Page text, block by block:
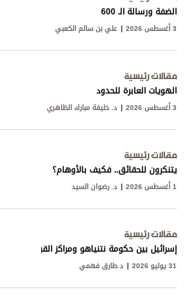
الضفة ورسالة الـ 600
3 أغسطس 2026 علي بن سالم الكعبي
مقالات رئيسية
الهويات العابرة للحدود
3 أغسطس 2026 د. خليفة مبارك الظاهري
مقالات رئيسية
يتنكرون للحقائق.. فكيف بالأوهام؟
1 أغسطس 2026 د. رضوان السيد
مقالات رئيسية
إسرائيل بين حكومة نتنياهو ومراكز القوى
31 يوليو 2026 د.طارق فهمي